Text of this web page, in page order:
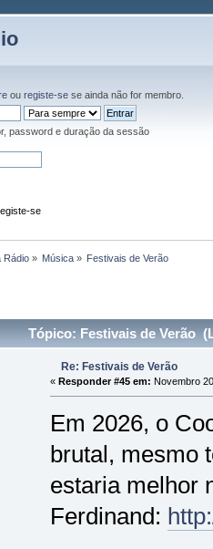
ou registe-se se ainda não for membro.
password e duração da sessão
se
Rádio» Música» Festivais de Verão
Tópico: Festivais de Verão
Re: Festivais de Verão
« Responder #45 em: Novembro
Em 2026, o
brutal, mesmo
estaria melhor
Ferdinand: